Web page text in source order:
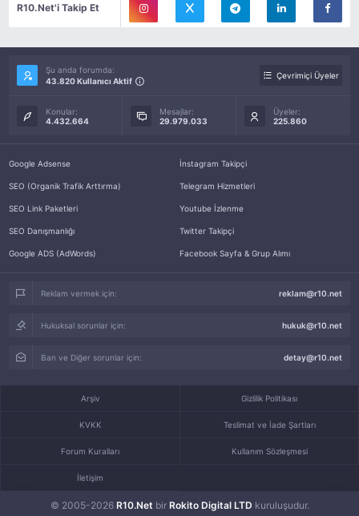
R10.Net'i Takip Et
Şu anda forumda:
43.820 Kullanıcı Aktif
Çevrimiçi Üyeler
Konular:
4.432.664
Mesajlar:
29.979.033
Üyeler:
225.860
Google Adsense
SEO (Organik Trafik Arttırma)
SEO Link Paketleri
SEO Danışmanlığı
Google ADS (AdWords)
İnstagram Takipçi
Telegram Hizmetleri
Youtube İzlenme
Twitter Takipçi
Facebook Sayfa & Grup Alımı
Reklam vermek için: reklam@r10.net
Hukuksal sorunlar için: hukuk@r10.net
Ban ve Diğer sorunlar için: detay@r10.net
© 2005-2026 R10.Net bir Rokito Digital LTD kuruluşudur.
Arşiv Gizlilik Politikası
KVKK Teslimat ve İade Şartları
Forum Kuralları Kullanım Sözleşmesi
İletişim